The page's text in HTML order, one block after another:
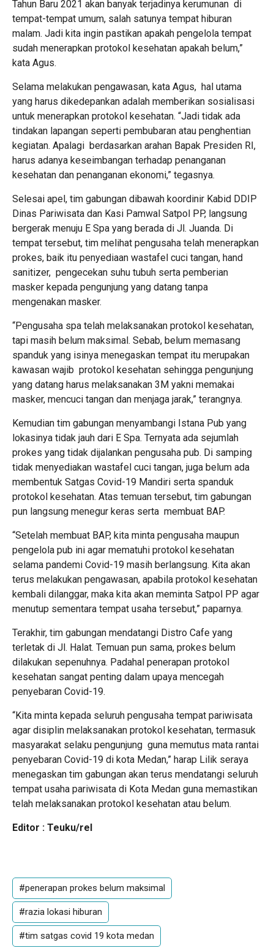
Tahun Baru 2021 akan banyak terjadinya kerumunan di
tempat-tempat umum, salah satunya tempat hiburan
malam. Jadi kita ingin pastikan apakah pengelola tempat
sudah menerapkan protokol kesehatan apakah belum,”
kata Agus.
Selama melakukan pengawasan, kata Agus, hal utama
yang harus dikedepankan adalah memberikan sosialisasi
untuk menerapkan protokol kesehatan. “Jadi tidak ada
tindakan lapangan seperti pembubaran atau penghentian
kegiatan. Apalagi berdasarkan arahan Bapak Presiden RI,
harus adanya keseimbangan terhadap penanganan
kesehatan dan penanganan ekonomi,” tegasnya.
Selesai apel, tim gabungan dibawah koordinir Kabid DDIP
Dinas Pariwisata dan Kasi Pamwal Satpol PP, langsung
bergerak menuju E Spa yang berada di Jl. Juanda. Di
tempat tersebut, tim melihat pengusaha telah menerapkan
prokes, baik itu penyediaan wastafel cuci tangan, hand
sanitizer, pengecekan suhu tubuh serta pemberian
masker kepada pengunjung yang datang tanpa
mengenakan masker.
“Pengusaha spa telah melaksanakan protokol kesehatan,
tapi masih belum maksimal. Sebab, belum memasang
spanduk yang isinya menegaskan tempat itu merupakan
kawasan wajib protokol kesehatan sehingga pengunjung
yang datang harus melaksanakan 3M yakni memakai
masker, mencuci tangan dan menjaga jarak,” terangnya.
Kemudian tim gabungan menyambangi Istana Pub yang
lokasinya tidak jauh dari E Spa. Ternyata ada sejumlah
prokes yang tidak dijalankan pengusaha pub. Di samping
tidak menyediakan wastafel cuci tangan, juga belum ada
membentuk Satgas Covid-19 Mandiri serta spanduk
protokol kesehatan. Atas temuan tersebut, tim gabungan
pun langsung menegur keras serta membuat BAP.
“Setelah membuat BAP, kita minta pengusaha maupun
pengelola pub ini agar mematuhi protokol kesehatan
selama pandemi Covid-19 masih berlangsung. Kita akan
terus melakukan pengawasan, apabila protokol kesehatan
kembali dilanggar, maka kita akan meminta Satpol PP agar
menutup sementara tempat usaha tersebut,” paparnya.
Terakhir, tim gabungan mendatangi Distro Cafe yang
terletak di Jl. Halat. Temuan pun sama, prokes belum
dilakukan sepenuhnya. Padahal penerapan protokol
kesehatan sangat penting dalam upaya mencegah
penyebaran Covid-19.
“Kita minta kepada seluruh pengusaha tempat pariwisata
agar disiplin melaksanakan protokol kesehatan, termasuk
masyarakat selaku pengunjung guna memutus mata rantai
penyebaran Covid-19 di kota Medan,” harap Lilik seraya
menegaskan tim gabungan akan terus mendatangi seluruh
tempat usaha pariwisata di Kota Medan guna memastikan
telah melaksanakan protokol kesehatan atau belum.
Editor : Teuku/rel
#penerapan prokes belum maksimal
#razia lokasi hiburan
#tim satgas covid 19 kota medan